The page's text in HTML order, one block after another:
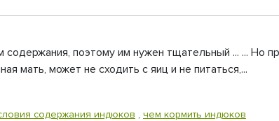
содержания, поэтому им нужен тщательный ... ... Но
мать, может не сходить с яиц и не питаться,...
содержания индюков , чем кормить индюков